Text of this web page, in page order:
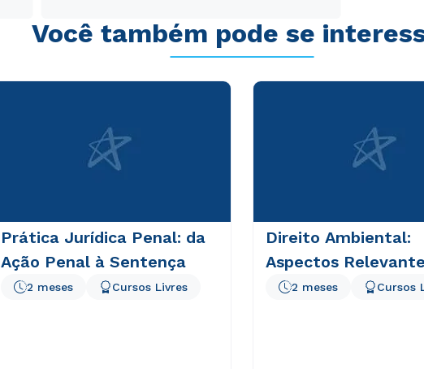
Você também pode se
Prática Jurídica Penal: da
Ação Penal à Sentença
2 meses Cursos Livres
Direito Ambiental:
Aspectos
2 meses Cursos